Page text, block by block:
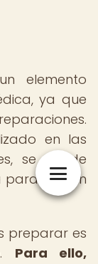
elemento
ya que
en las
se puede
para dar un
preparar es
Para ello,